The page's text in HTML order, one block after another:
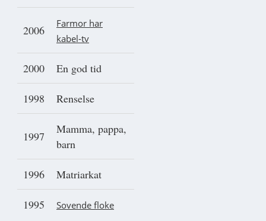
2006
Farmor har
kabel-tv
2000 En god tid
1998 Renselse
1997
Mamma, pappa,
barn
1996 Matriarkat
1995 Sovende floke